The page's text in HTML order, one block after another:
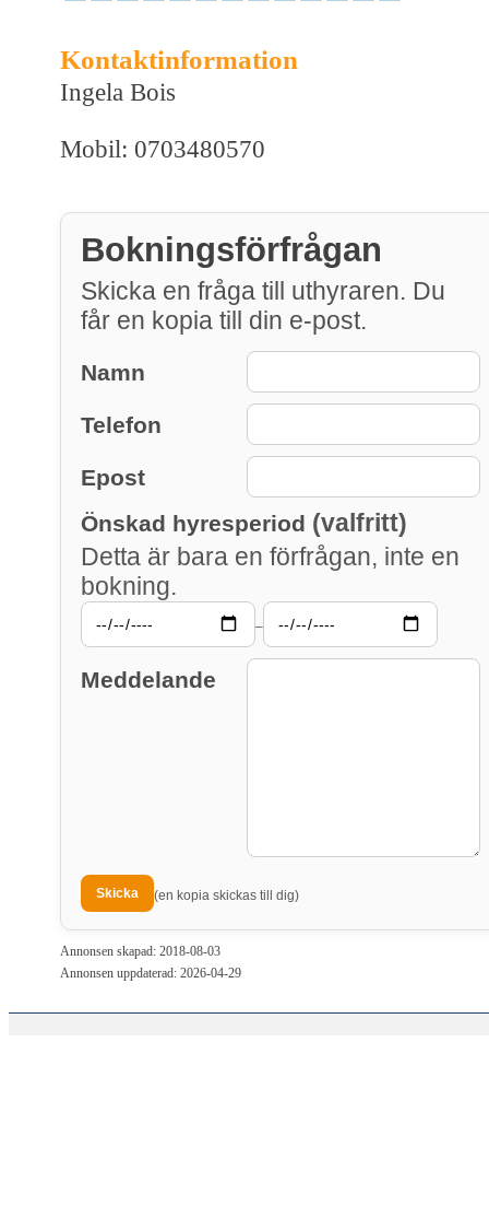
Kontaktinformation
Ingela Bois
Mobil: 0703480570
Bokningsförfrågan
Skicka en fråga till uthyraren. Du
får en kopia till din e-post.
Namn
Telefon
Epost
Önskad hyresperiod (valfritt)
Detta är bara en förfrågan, inte en
bokning.
–
Meddelande
(en kopia skickas till dig)
Annonsen skapad: 2018-08-03
Annonsen uppdaterad: 2026-04-29